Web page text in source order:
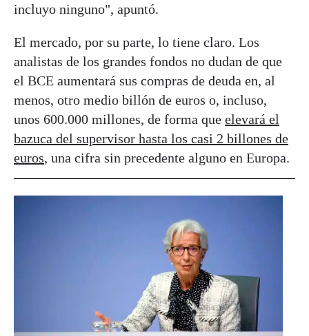
incluyo ninguno", apuntó.
El mercado, por su parte, lo tiene claro. Los
analistas de los grandes fondos no dudan de que
el BCE aumentará sus compras de deuda en, al
menos, otro medio billón de euros o, incluso,
unos 600.000 millones, de forma que elevará el
bazuca del supervisor hasta los casi 2 billones de
euros, una cifra sin precedente alguno en Europa.